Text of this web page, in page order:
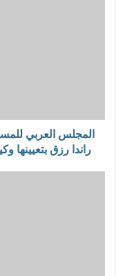
المجلس العربي
راندا رزق بتعيينها